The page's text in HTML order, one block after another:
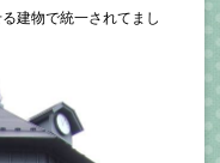
建物で統一されてまし